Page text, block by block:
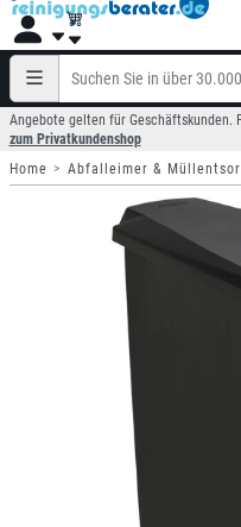
Angebote gelten für Geschäftskunden.
zum Privatkundenshop
Home
Abfalleimer &